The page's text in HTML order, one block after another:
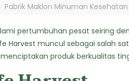
Pabrik Maklon Minuman
pertumbuhan pesat seiring
Harvest muncul sebagai salah
produk berkualitas